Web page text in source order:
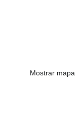
Mostrar mapa